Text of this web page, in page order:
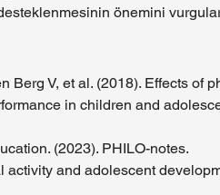
önemini
Berg V, et al. (2018). Effects of
in children and
(2023). PHILO-notes.
activity and adolescent